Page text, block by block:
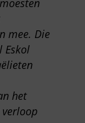
mee. Die
Eskol
het